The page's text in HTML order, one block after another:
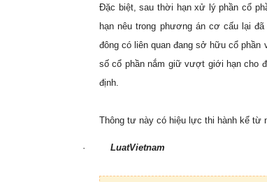
Đặc biệt, sau thời hạn xử lý phần cổ
hạn nêu trong phương án cơ cấu lại
đông có liên quan đang sở hữu cổ
số cổ phần nắm giữ vượt giới hạn cho
định.
Thông tư này có hiệu lực thi hành kể từ
· LuatVietnam